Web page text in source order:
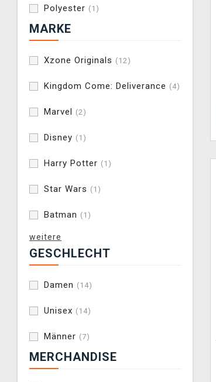
Polyester (1)
MARKE
Xzone Originals (12)
Kingdom Come: Deliverance (4)
Marvel (2)
Disney (1)
Harry Potter (1)
Star Wars (1)
Batman (1)
weitere
GESCHLECHT
Damen (14)
Unisex (14)
Männer (7)
MERCHANDISE